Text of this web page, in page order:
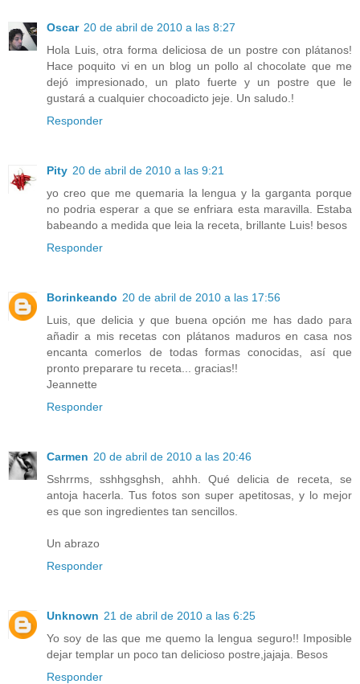
Oscar 20 de abril de 2010 a las 8:27
Hola Luis, otra forma deliciosa de un postre con plátanos!
Hace poquito vi en un blog un pollo al chocolate que me
dejó impresionado, un plato fuerte y un postre que le
gustará a cualquier chocoadicto jeje. Un saludo.!
Responder
Pity 20 de abril de 2010 a las 9:21
yo creo que me quemaria la lengua y la garganta porque
no podria esperar a que se enfriara esta maravilla. Estaba
babeando a medida que leia la receta, brillante Luis! besos
Responder
Borinkeando 20 de abril de 2010 a las 17:56
Luis, que delicia y que buena opción me has dado para
añadir a mis recetas con plátanos maduros en casa nos
encanta comerlos de todas formas conocidas, así que
pronto preparare tu receta... gracias!!
Jeannette
Responder
Carmen 20 de abril de 2010 a las 20:46
Sshrrms, sshhgsghsh, ahhh. Qué delicia de receta, se
antoja hacerla. Tus fotos son super apetitosas, y lo mejor
es que son ingredientes tan sencillos.
Un abrazo
Responder
Unknown 21 de abril de 2010 a las 6:25
Yo soy de las que me quemo la lengua seguro!! Imposible
dejar templar un poco tan delicioso postre,jajaja. Besos
Responder